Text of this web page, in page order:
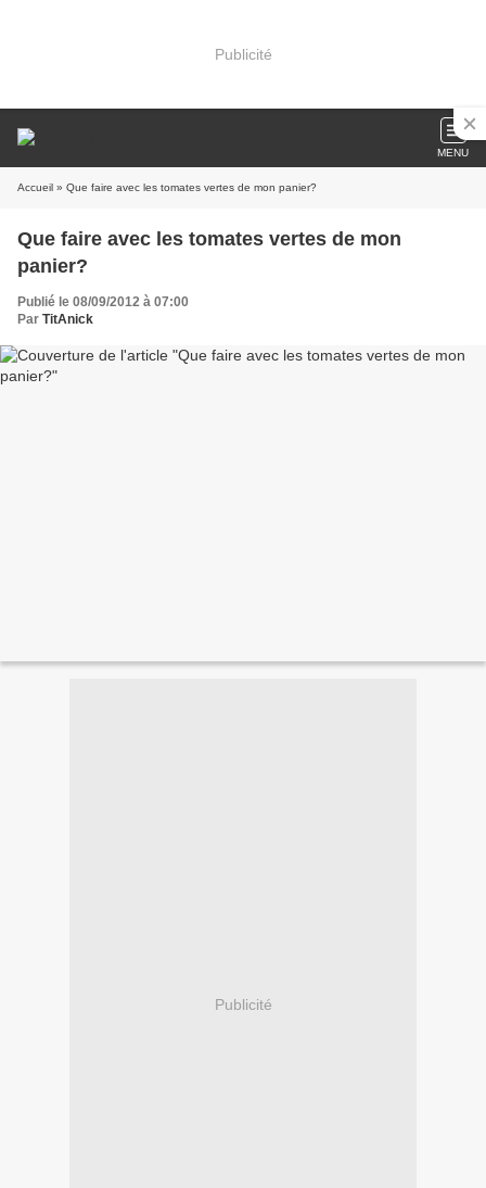
Publicité
MENU
Accueil » Que faire avec les tomates vertes de mon panier?
Que faire avec les tomates vertes de mon
panier?
Publié le 08/09/2012 à 07:00
Par TitAnick
Publicité